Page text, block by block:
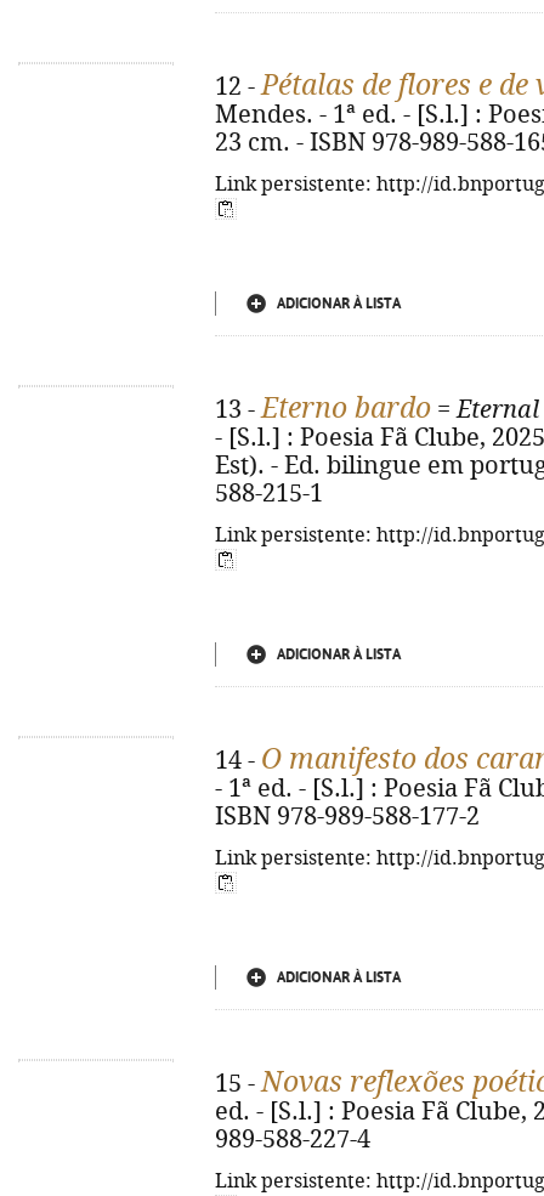
12 -Pétalas de flores e de
Mendes. - 1ª ed. - [S.l.] :
23 cm. - ISBN 978-989-588-
Link persistente: http://
ADICIONAR À LISTA
13 -Eterno bardo =
- [S.l.] : Poesia Fã Clube,
Est). - Ed. bilingue em
588-215-1
Link persistente: http://
ADICIONAR À LISTA
14 - O manifesto dos
- 1ª ed. - [S.l.] : Poesia Fã
ISBN 978-989-588-177-2
Link persistente: http://
ADICIONAR À LISTA
15 -Novas reflexões
ed. - [S.l.] : Poesia Fã Clube,
989-588-227-4
Link persistente: http://